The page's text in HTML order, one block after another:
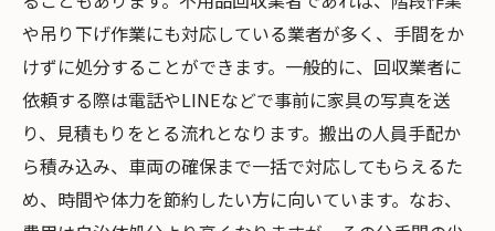
や吊り下げ作業にも対応している業者が多く、手間をか
けずに処分することができます。一般的に、回収業者に
依頼する際は電話やLINEなどで事前に家具の写真を送
り、見積もりをとる流れとなります。搬出の人員手配か
ら積み込み、車両の確保まで一括で対応してもらえるた
め、時間や体力を節約したい方に向いています。なお、